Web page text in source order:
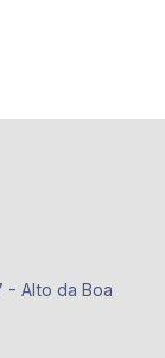
- Alto da Boa